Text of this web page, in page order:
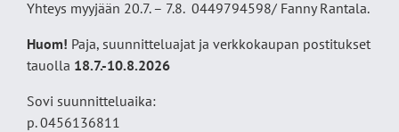
Yhteys myyjään 20.7. – 7.8. 0449794598/ Fanny Rantala.
Huom! Paja, suunnitteluajat ja verkkokaupan postitukset
tauolla 18.7.-10.8.2026
Sovi suunnitteluaika:
p. 0456136811